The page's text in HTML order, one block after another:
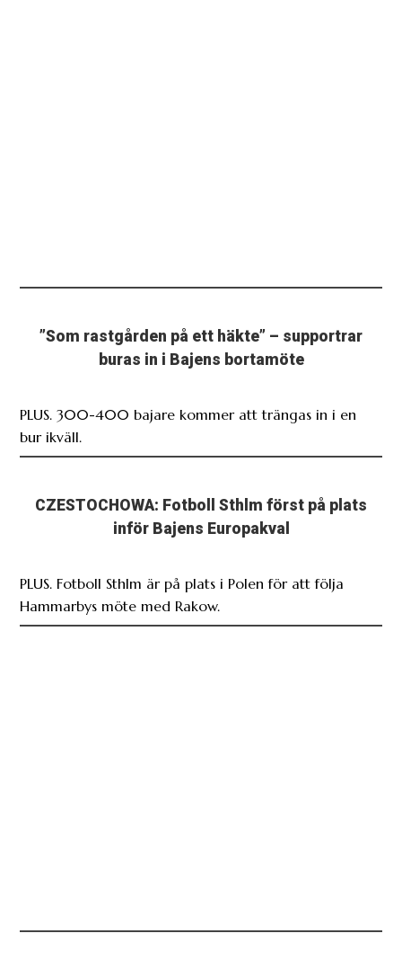
”Som rastgården på ett häkte” – supportrar
buras in i Bajens bortamöte
PLUS. 300-400 bajare kommer att trängas in i en
bur ikväll.
CZESTOCHOWA: Fotboll Sthlm först på plats
inför Bajens Europakval
PLUS. Fotboll Sthlm är på plats i Polen för att följa
Hammarbys möte med Rakow.